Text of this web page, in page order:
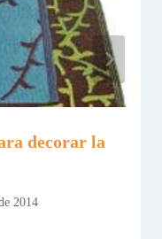
decorar la
2014